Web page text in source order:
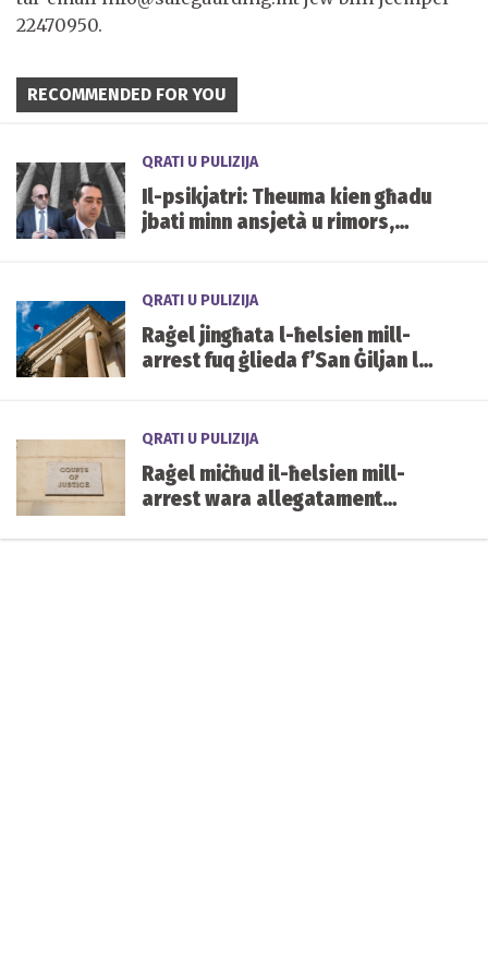
22470950.
RECOMMENDED FOR YOU
QRATI U PULIZIJA
Il-psikjatri: Theuma kien għadu
jbati minn ansjetà u rimors,
QRATI U PULIZIJA
Raġel jingħata l-ħelsien mill-
arrest fuq ġlieda f’San Ġiljan li
QRATI U PULIZIJA
Raġel miċħud il-ħelsien mill-
arrest wara allegatament